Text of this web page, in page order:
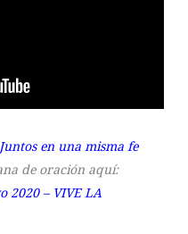
en una misma fe
de oración aquí:
2020 – VIVE LA